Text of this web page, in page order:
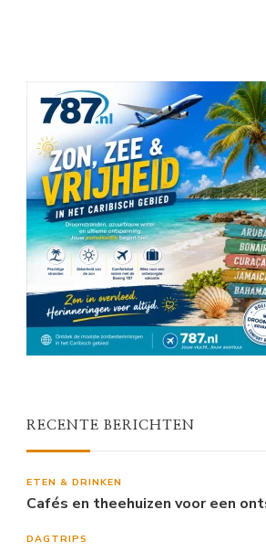
RECENTE BERICHTEN
ETEN & DRINKEN
Cafés en theehuizen voor een
DAGTRIPS